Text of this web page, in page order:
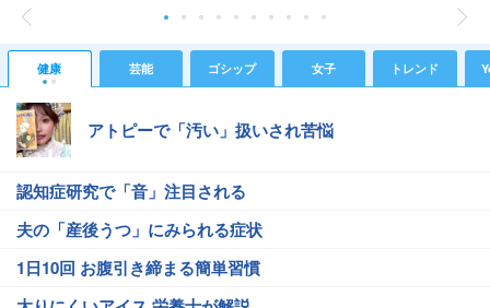
健康 芸能 ゴシップ 女子 トレンド
アトピーで「汚い」扱いされ苦悩
認知症研究で「音」注目される
夫の「産後うつ」にみられる症状
1日10回 お腹引き締まる簡単習慣